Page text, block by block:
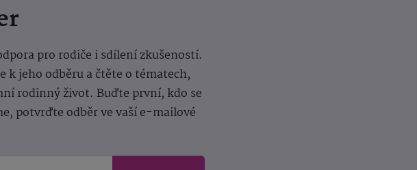
pro rodiče i sdílení zkušeností.
k jeho odběru a čtěte o tématech,
rodinný život. Buďte první, kdo se
potvrďte odběr ve vaší e-mailové